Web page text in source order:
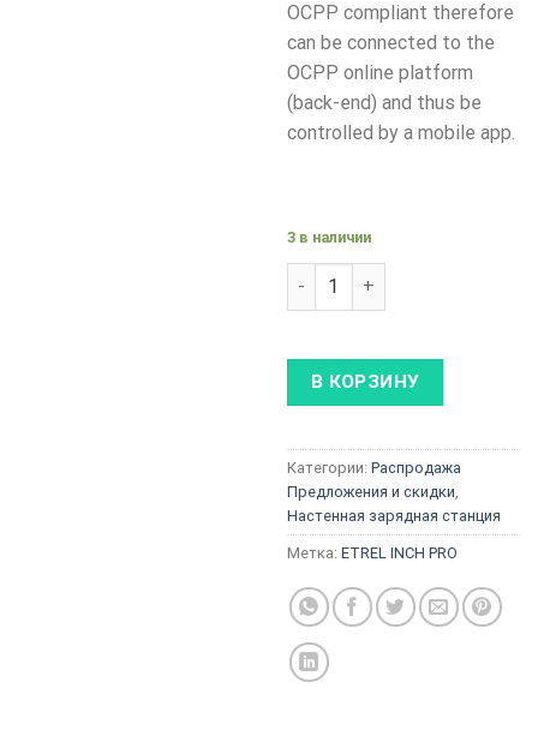
OCPP compliant therefore
can be connected to the
OCPP online platform
(back-end) and thus be
controlled by a mobile app.
3 в наличии
Количество товара Alfen
В КОРЗИНУ
Категории: Распродажа
Предложения и скидки,
Настенная зарядная станция
Метка: ETREL INCH PRO